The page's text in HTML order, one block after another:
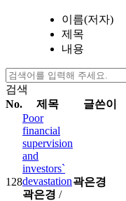
이름(저자)
제목
내용
검색
No.
제목 글쓴이
128
Poor
financial
supervision
and
investors`
devastation
곽은경 /
곽은경